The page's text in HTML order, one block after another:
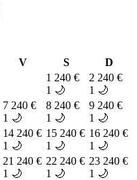
V S
D
1 240 €
1 🌙
2 240 €
1 🌙
7 240 €
1 🌙
8 240 €
1 🌙
9 240 €
1 🌙
14 240 €
1 🌙
15 240 €
1 🌙
16 240 €
1 🌙
21 240 €
1 🌙
22 240 €
1 🌙
23 240 €
1 🌙